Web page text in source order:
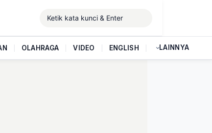
OLAHRAGA VIDEO ENGLISH LAINNYA